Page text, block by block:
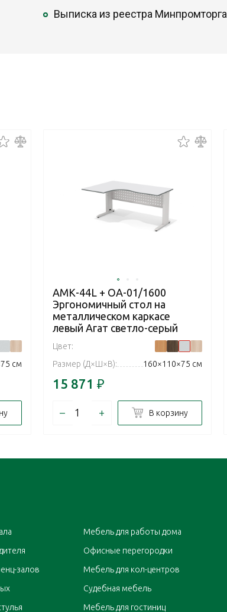
Выписка из реестра Минпромторга
см
АМК-44L + ОА-01/1600
Эргономичный стол на
металлическом каркасе
левый Агат светло-серый
Цвет:
Размер (Д×Ш×В):
160×110×75 см
15 871 ₽
– + В корзину
залов
Мебель для работы дома
Офисные перегородки
Мебель для кол-центров
Судебная мебель
Мебель для гостиниц